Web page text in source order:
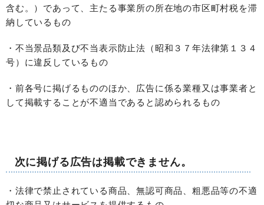
含む。）であって、主たる事業所の所在地の市区町村税を滞
納しているもの
・不当景品類及び不当表示防止法（昭和３７年法律第１３４
号）に違反しているもの
・前各号に掲げるもののほか、広告に係る業種又は事業者と
して掲載することが不適当であると認められるもの
次に掲げる広告は掲載できません。
・法律で禁止されている商品、無認可商品、粗悪品等の不適